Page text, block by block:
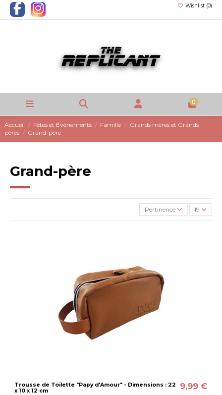
Wishlist (0)
0
Accueil Fêtes et Événements Famille
Grands mères et Grands
pères
Grand-père
Grand-père
Pertinence 19
Trousse de Toilette "Papy d'Amour" - Dimensions : 22
x 10 x 12 cm
9,99 €